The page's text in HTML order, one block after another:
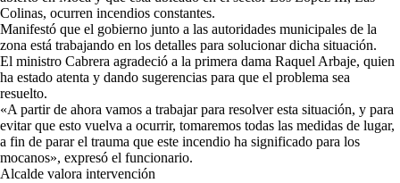
Colinas, ocurren incendios constantes.
Manifestó que el gobierno junto a las autoridades municipales de la
zona está trabajando en los detalles para solucionar dicha situación.
El ministro Cabrera agradeció a la primera dama Raquel Arbaje, quien
ha estado atenta y dando sugerencias para que el problema sea
resuelto.
«A partir de ahora vamos a trabajar para resolver esta situación, y para
evitar que esto vuelva a ocurrir, tomaremos todas las medidas de lugar,
a fin de parar el trauma que este incendio ha significado para los
mocanos», expresó el funcionario.
Alcalde valora intervención